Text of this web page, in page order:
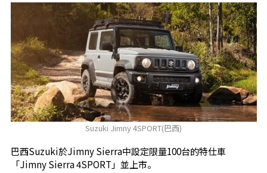
Suzuki Jimny 4SPORT(巴西)
巴西Suzuki於Jimny Sierra中設定限量100台的特仕車
「Jimny Sierra 4SPORT」並上市。